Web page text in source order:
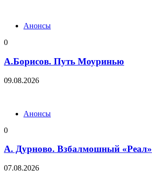
Анонсы
0
А.Борисов. Путь Моуринью
09.08.2026
Анонсы
0
А. Дурново. Взбалмошный «Реал»
07.08.2026